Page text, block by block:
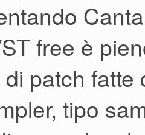
free è
patch
tipo